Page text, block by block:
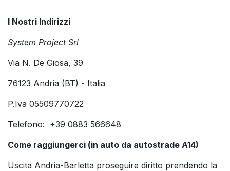
I Nostri Indirizzi
System Project Srl
Via N. De Giosa, 39
76123 Andria (BT) - Italia
P.Iva 05509770722
Telefono: +39 0883 566648
Come raggiungerci (in auto da autostrade A14)
Uscita Andria-Barletta proseguire diritto prendendo la